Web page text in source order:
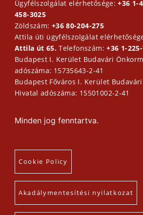
Ügyfélszolgálat elérhetősége:+36 1-
458-3025
Zöldszám: +36 80-204-275
Attila úti ügyfélszolgálat
Attila út 65.Telefonszám:+36 1-
Budapest I. Kerület Budavári
adószáma: 15735643-2-41
Budapest Főváros I. Kerület
Hivatal adószáma: 15501002-2-41
Minden jog fenntartva.
Cookie Policy
Akadálymentesítési nyilatkozat